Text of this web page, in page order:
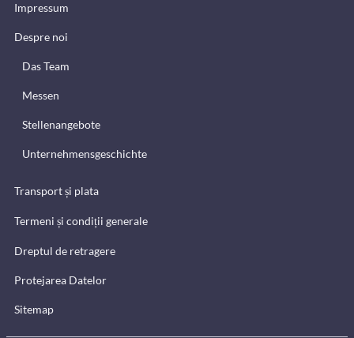
Impressum
Despre noi
Das Team
Messen
Stellenangebote
Unternehmensgeschichte
Transport și plata
Termeni și condiții generale
Dreptul de retragere
Protejarea Datelor
Sitemap